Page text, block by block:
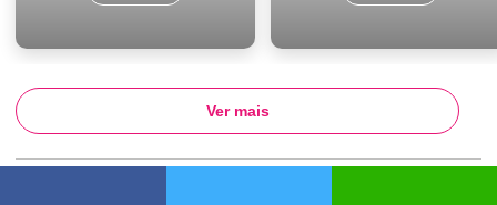
Ver mais